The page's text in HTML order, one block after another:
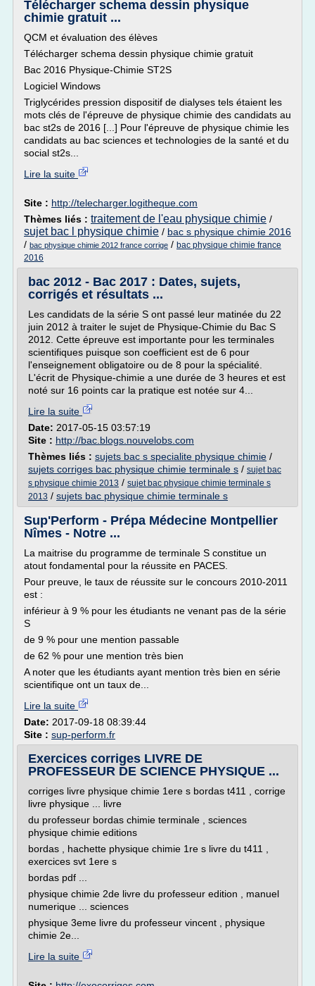
Télécharger schema dessin physique
chimie gratuit ...
QCM et évaluation des élèves
Télécharger schema dessin physique chimie gratuit
Bac 2016 Physique-Chimie ST2S
Logiciel Windows
Triglycérides pression dispositif de dialyses tels étaient les
mots clés de l'épreuve de physique chimie des candidats au
bac st2s de 2016 [...] Pour l'épreuve de physique chimie les
candidats au bac sciences et technologies de la santé et du
social st2s...
Lire la suite
Site : http://telecharger.logitheque.com
Thèmes liés : traitement de l'eau physique chimie /
sujet bac l physique chimie / bac s physique chimie 2016
/ bac physique chimie 2012 france corrige / bac physique chimie france
2016
bac 2012 - Bac 2017 : Dates, sujets,
corrigés et résultats ...
Les candidats de la série S ont passé leur matinée du 22
juin 2012 à traiter le sujet de Physique-Chimie du Bac S
2012. Cette épreuve est importante pour les terminales
scientifiques puisque son coefficient est de 6 pour
l'enseignement obligatoire ou de 8 pour la spécialité.
L'écrit de Physique-chimie a une durée de 3 heures et est
noté sur 16 points car la pratique est notée sur 4...
Lire la suite
Date: 2017-05-15 03:57:19
Site : http://bac.blogs.nouvelobs.com
Thèmes liés : sujets bac s specialite physique chimie /
sujets corriges bac physique chimie terminale s / sujet bac
s physique chimie 2013 / sujet bac physique chimie terminale s
2013 / sujets bac physique chimie terminale s
Sup'Perform - Prépa Médecine Montpellier
Nîmes - Notre ...
La maitrise du programme de terminale S constitue un
atout fondamental pour la réussite en PACES.
Pour preuve, le taux de réussite sur le concours 2010-2011
est :
inférieur à 9 % pour les étudiants ne venant pas de la série
S
de 9 % pour une mention passable
de 62 % pour une mention très bien
A noter que les étudiants ayant mention très bien en série
scientifique ont un taux de...
Lire la suite
Date: 2017-09-18 08:39:44
Site : sup-perform.fr
Exercices corriges LIVRE DE
PROFESSEUR DE SCIENCE PHYSIQUE ...
corriges livre physique chimie 1ere s bordas t411 , corrige
livre physique ... livre
du professeur bordas chimie terminale , sciences
physique chimie editions
bordas , hachette physique chimie 1re s livre du t411 ,
exercices svt 1ere s
bordas pdf ...
physique chimie 2de livre du professeur edition , manuel
numerique ... sciences
physique 3eme livre du professeur vincent , physique
chimie 2e...
Lire la suite